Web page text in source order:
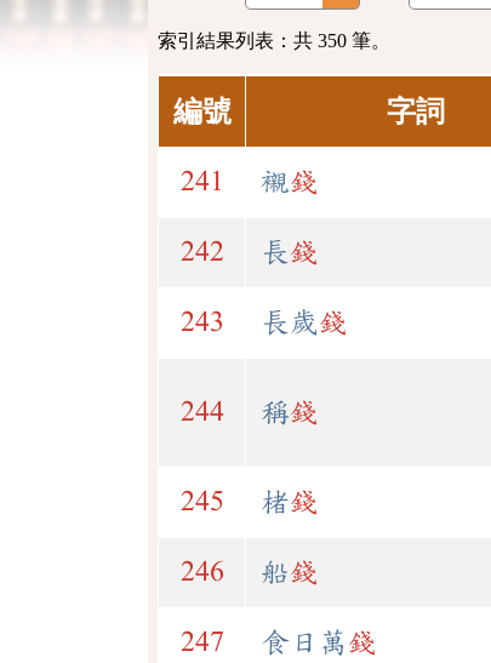
索引結果列表：共 350 筆。
編號 字詞
241 襯錢
242 長錢
243 長歲錢
244 稱錢
245 楮錢
246 船錢
247 食日萬 錢